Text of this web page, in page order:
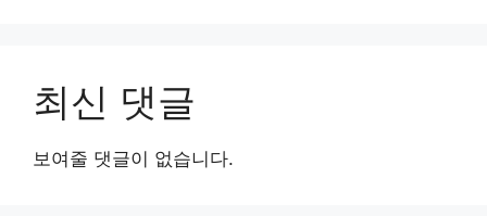
최신 댓글
보여줄 댓글이 없습니다.